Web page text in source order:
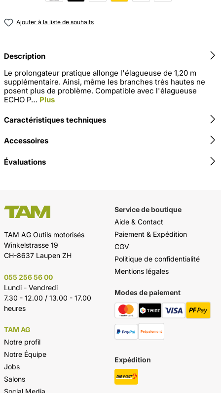
Ajouter à la liste de souhaits
Description
Le prolongateur pratique allonge l'élagueuse de 1,20 m
supplémentaire. Ainsi, même les branches très hautes ne
posent plus de problème. Compatible avec l'élagueuse
ECHO P… Plus
Caractéristiques techniques
Accessoires
Évaluations
TAM AG Outils motorisés
Winkelstrasse 19
CH-8637 Laupen ZH
055 256 56 00
Lundi - Vendredi
7.30 - 12.00 / 13.00 - 17.00
heures
TAM AG
Notre profil
Notre Équipe
Jobs
Salons
Service de boutique
Aide & Contact
Paiement & Expédition
CGV
Politique de confidentialité
Mentions légales
Modes de paiement
Expédition